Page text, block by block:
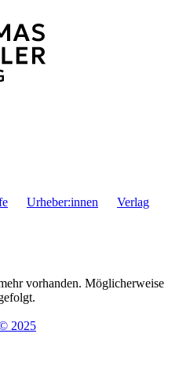
Urheber:innen Verlag
vorhanden. Möglicherweise
2025